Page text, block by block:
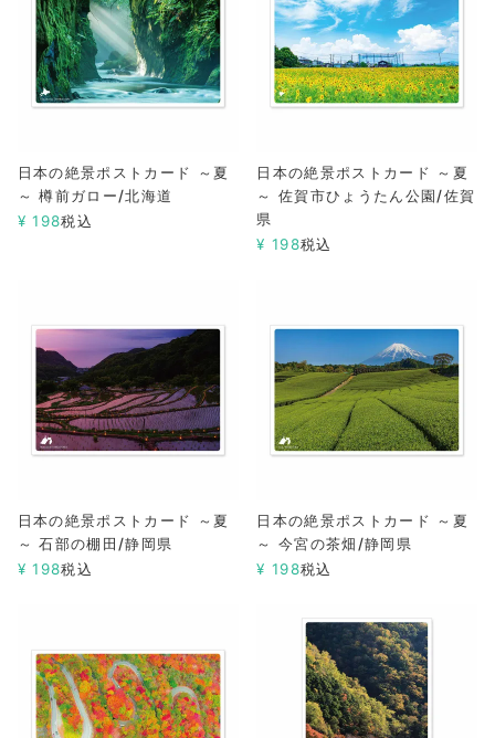
日本の絶景ポストカード ～夏
～ 樽前ガロー/北海道
¥ 198税込
日本の絶景ポストカード ～夏
～ 佐賀市ひょうたん公園/佐賀
県
¥ 198税込
日本の絶景ポストカード ～夏
～ 石部の棚田/静岡県
¥ 198税込
日本の絶景ポストカード ～夏
～ 今宮の茶畑/静岡県
¥ 198税込